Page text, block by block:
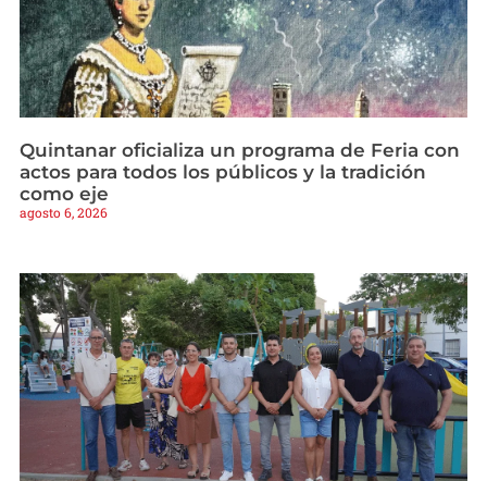
Quintanar oficializa un programa de Feria con
actos para todos los públicos y la tradición
como eje
agosto 6, 2026